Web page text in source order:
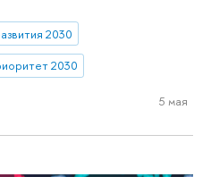
2030
2030
5 мая